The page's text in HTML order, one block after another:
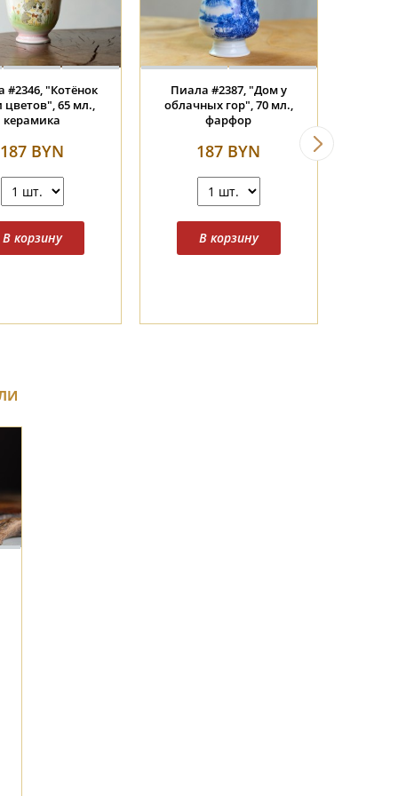
в
Чахай #368, "Медное
море", 180 мл., фарфор
Чабань #263, 27x19x5.5
из палисандра.
210 BYN